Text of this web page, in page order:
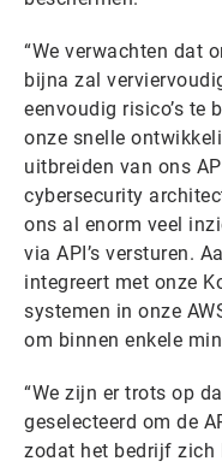
“We verwachten dat
bijna zal
eenvoudig risico’s te
onze snelle
uitbreiden van ons
cybersecurity
ons al enorm veel
via API’s versturen.
integreert met onze
systemen in onze
om binnen enkele
“We zijn er trots op
geselecteerd om de
zodat het bedrijf zich